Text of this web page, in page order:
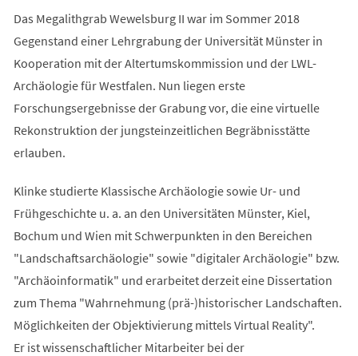
Das Megalithgrab Wewelsburg II war im Sommer 2018
Gegenstand einer Lehrgrabung der Universität Münster in
Kooperation mit der Altertumskommission und der LWL-
Archäologie für Westfalen. Nun liegen erste
Forschungsergebnisse der Grabung vor, die eine virtuelle
Rekonstruktion der jungsteinzeitlichen Begräbnisstätte
erlauben.
Klinke studierte Klassische Archäologie sowie Ur- und
Frühgeschichte u. a. an den Universitäten Münster, Kiel,
Bochum und Wien mit Schwerpunkten in den Bereichen
"Landschaftsarchäologie" sowie "digitaler Archäologie" bzw.
"Archäoinformatik" und erarbeitet derzeit eine Dissertation
zum Thema "Wahrnehmung (prä-)historischer Landschaften.
Möglichkeiten der Objektivierung mittels Virtual Reality".
Er ist wissenschaftlicher Mitarbeiter bei der